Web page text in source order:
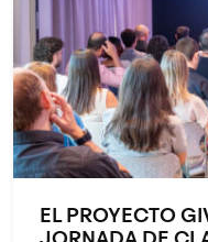
EL PROYECTO